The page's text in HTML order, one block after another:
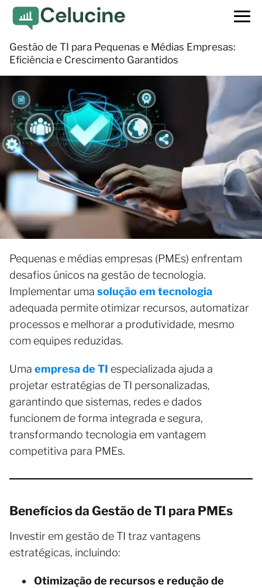
Gestão de TI para Pequenas e Médias Empresas:
Eficiência e Crescimento Garantidos
Pequenas e médias empresas (PMEs) enfrentam
desafios únicos na gestão de tecnologia.
Implementar uma solução em tecnologia
adequada permite otimizar recursos, automatizar
processos e melhorar a produtividade, mesmo
com equipes reduzidas.
Uma empresa de TI especializada ajuda a
projetar estratégias de TI personalizadas,
garantindo que sistemas, redes e dados
funcionem de forma integrada e segura,
transformando tecnologia em vantagem
competitiva para PMEs.
Benefícios da Gestão de TI para PMEs
Investir em gestão de TI traz vantagens
estratégicas, incluindo:
Otimização de recursos e redução de